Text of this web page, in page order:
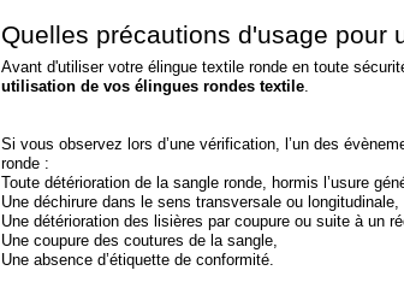
Quelles précautions d'usage pour
Avant d'utiliser votre élingue textile ronde en toute
utilisation de vos élingues rondes textile
Si vous observez lors d’une vérification, l’un des
ronde :
Toute détérioration de la sangle ronde, hormis l’usure
Une déchirure dans le sens transversale ou longitudinale,
Une détérioration des lisières par coupure ou suite à un
Une coupure des coutures de la sangle,
Une absence d’étiquette de conformité.